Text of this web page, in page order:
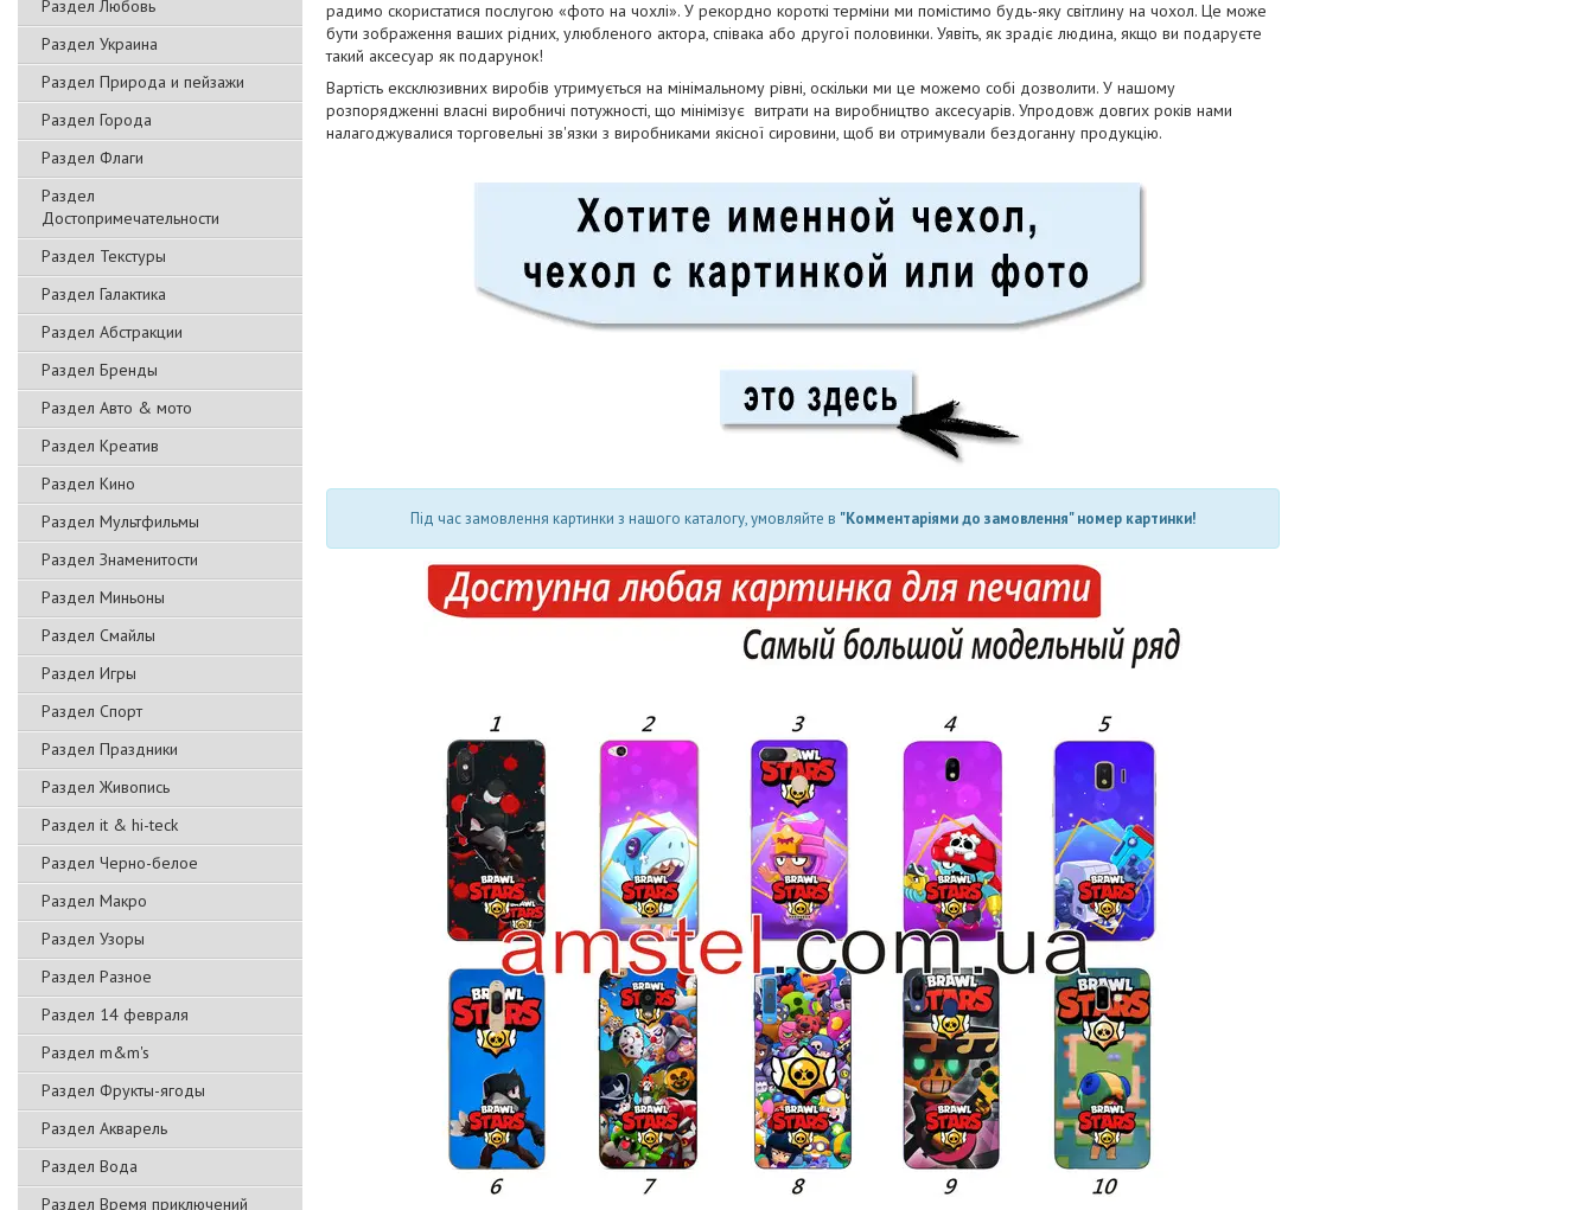
Раздел Любовь
Раздел Украина
Раздел Природа и пейзажи
Раздел Города
Раздел Флаги
Раздел
Достопримечательности
Раздел Текстуры
Раздел Галактика
Раздел Абстракции
Раздел Бренды
Раздел Авто & мото
Раздел Креатив
Раздел Кино
Раздел Мультфильмы
Раздел Знаменитости
Раздел Миньоны
Раздел Смайлы
Раздел Игры
Раздел Спорт
Раздел Праздники
Раздел Живопись
Раздел it & hi-teck
Раздел Черно-белое
Раздел Макро
Раздел Узоры
Раздел Разное
Раздел 14 февраля
Раздел m&m's
Раздел Фрукты-ягоды
Раздел Акварель
Раздел Вода
Раздел Время приключений
радимо скористатися послугою «фото на чохлі». У рекордно короткі терміни ми помістимо будь-яку світлину на чохол. Це може
бути зображення ваших рідних, улюбленого актора, співака або другої половинки. Уявіть, як зрадіє людина, якщо ви подаруєте
такий аксесуар як подарунок!
Вартість ексклюзивних виробів утримується на мінімальному рівні, оскільки ми це можемо собі дозволити. У нашому
розпорядженні власні виробничі потужності, що мінімізує витрати на виробництво аксесуарів. Упродовж довгих років нами
налагоджувалися торговельні зв'язки з виробниками якісної сировини, щоб ви отримували бездоганну продукцію.
Під час замовлення картинки з нашого каталогу, умовляйте в "Комментаріями до замовлення" номер картинки!